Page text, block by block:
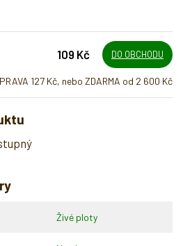
109 Kč DO OBCHODU
127 Kč, nebo ZDARMA od 2 600 Kč
Živé ploty